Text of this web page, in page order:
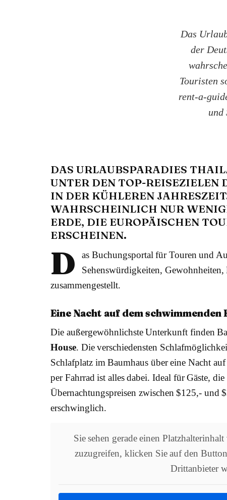
Das
der
Touristen
rent-a-
und
DAS URLAUBSPARADIES
UNTER DEN TOP-REISEZIELEN
IN DER KÜHLEREN
WAHRSCHEINLICH NUR
ERDE, DIE EUROPÄISCHEN
ERSCHEINEN.
D
as Buchungsportal für Touren und
Sehenswürdigkeiten,
zusammengestellt.
Eine Nacht auf dem schwimmenden
Die außergewöhnlichste Unterkunft finden
House. Die verschiedensten
Schlafplatz im Baumhaus über eine Nacht
per Fahrrad ist alles dabei. Ideal für Gäste,
Übernachtungspreisen zwischen $125,- und
erschwinglich.
Sie sehen gerade einen
zuzugreifen, klicken Sie auf den
Drittanbieter